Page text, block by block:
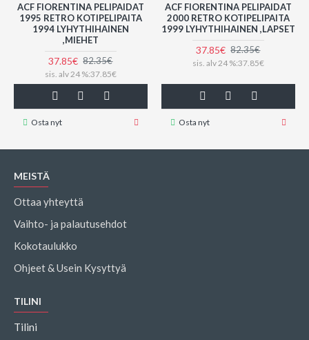
ACF FIORENTINA PELIPAIDAT
1995 RETRO KOTIPELIPAITA
1994 LYHYTHIHAINEN
,MIEHET
37.85€ 82.35€
sis. alv 24 %:37.85€
Osta nyt
ACF FIORENTINA PELIPAIDAT
2000 RETRO KOTIPELIPAITA
1999 LYHYTHIHAINEN ,LAPSET
37.85€ 82.35€
sis. alv 24 %:37.85€
Osta nyt
MEISTÄ
Ottaa yhteyttä
Vaihto- ja palautusehdot
Kokotaulukko
Ohjeet & Usein Kysyttyä
TILINI
Tilini